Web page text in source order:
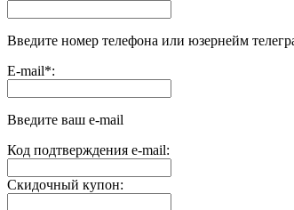
Введите номер телефона или юзернейм
E-mail*:
Введите ваш e-mail
Код подтверждения e-mail:
Скидочный купон: